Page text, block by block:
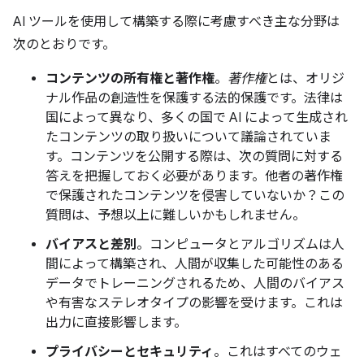
AI ツールを使用して構築する際に考慮すべき主な分野は
次のとおりです。
コンテンツの所有権と著作権。 著作権とは、オリジ
ナル作品の創造性を保護する法的保護です。法律は
国によって異なり、多くの国で AI によって生成され
たコンテンツの取り扱いについて議論されていま
す。コンテンツを公開する際は、次の質問に対する
答えを把握しておく必要があります。他者の著作権
で保護されたコンテンツを侵害していないか？この
質問は、予想以上に難しいかもしれません。
バイアスと差別。コンピュータとアルゴリズムは人
間によって構築され、人間が収集した可能性のある
データでトレーニングされるため、人間のバイアス
や有害なステレオタイプの影響を受けます。これは
出力に直接影響します。
プライバシーとセキュリティ 。これはすべてのウェ